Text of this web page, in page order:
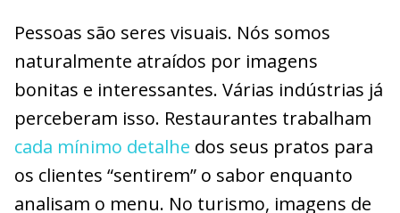
Pessoas são seres visuais. Nós somos
naturalmente atraídos por imagens
bonitas e interessantes. Várias indústrias já
perceberam isso. Restaurantes trabalham
cada mínimo detalhe dos seus pratos para
os clientes “sentirem” o sabor enquanto
analisam o menu. No turismo, imagens de